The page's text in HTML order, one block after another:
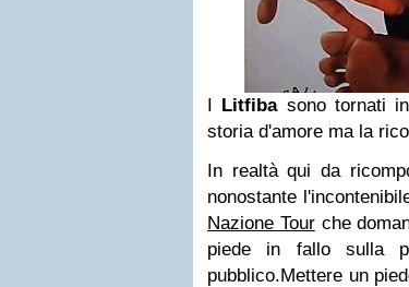
I Litfibasono tornati
storia d'amore ma la
In realtà qui da
nonostante
Nazione Tourche
piede in fallo sulla
pubblico.Mettere un